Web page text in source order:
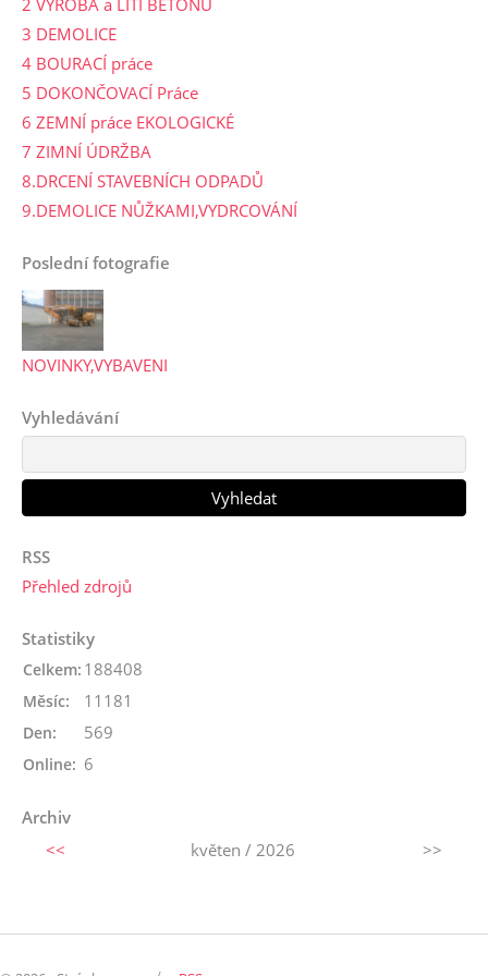
3 DEMOLICE
4 BOURACÍ práce
5 DOKONČOVACÍ Práce
6 ZEMNÍ práce EKOLOGICKÉ
7 ZIMNÍ ÚDRŽBA
8.DRCENÍ STAVEBNÍCH ODPADŮ
9.DEMOLICE NŮŽKAMI,VYDRCOVÁNÍ
Poslední fotografie
NOVINKY,VYBAVENI
Vyhledávání
RSS
Přehled zdrojů
Statistiky
Online: 6
Celkem: 188408
Měsíc: 11181
Den: 569
Archiv
<<
květen / 2026 >>